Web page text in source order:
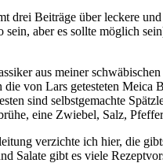
drei Beiträge über leckere
aber es sollte möglich
aus meiner
die von Lars getesteten
sind selbstgemachte
eine Zwiebel, Salz,
verzichte ich hier, die
Salate gibt es viele